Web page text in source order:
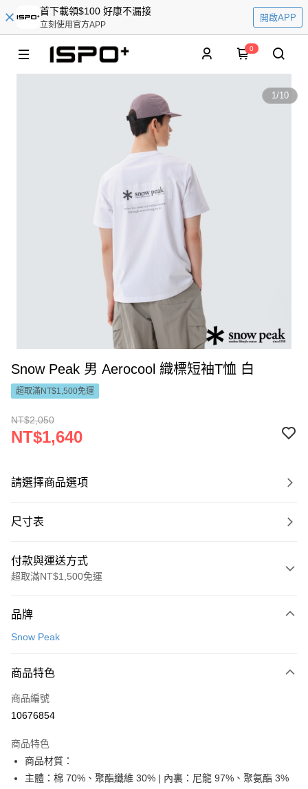
首下載領$100 好康不漏接
立刻使用官方APP
開啟APP
0
1/10
Snow Peak 男 Aerocool 織標短袖T恤 白
超取滿NT$1,500免運
NT$2,050
NT$1,640
請選擇商品選項
尺寸表
付款與運送方式
超取滿NT$1,500免運
信用卡一次付款
Apple Pay
悠遊付
7-11取貨(快速到店)
每筆NT$100，滿NT$1,500(含以上)免運費
品牌
Snow Peak
商品特色
商品編號
10676854
商品特色
商品材質：
主體：棉 70%、聚酯纖維 30% | 內裏：尼龍 97%、聚氨酯 3%